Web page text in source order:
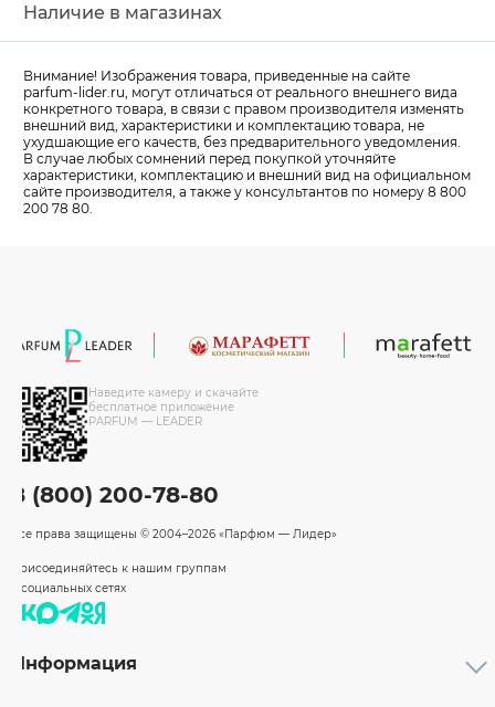
Наличие в магазинах
Внимание! Изображения товара, приведенные на сайте
parfum-lider.ru, могут отличаться от реального внешнего вида
конкретного товара, в связи с правом производителя изменять
внешний вид, характеристики и комплектацию товара, не
ухудшающие его качеств, без предварительного уведомления.
В случае любых сомнений перед покупкой уточняйте
характеристики, комплектацию и внешний вид на официальном
сайте производителя, а также у консультантов по номеру 8 800
200 78 80.
Наведите камеру и скачайте
бесплатное приложение
PARFUM — LEADER
8 (800) 200-78-80
Все права защищены © 2004–2026 «Парфюм — Лидер»
Присоединяйтесь к нашим группам
в социальных сетях
Информация